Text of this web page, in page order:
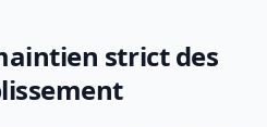
strict des